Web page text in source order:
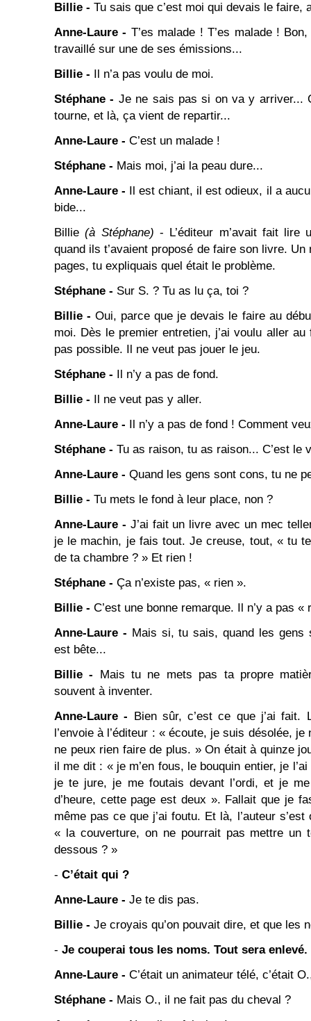
Billie - Tu sais que c’est moi qui devais le faire,
Anne-Laure - T’es malade ! T’es malade !
travaillé sur une de ses émissions...
Billie - Il n’a pas voulu de moi.
Stéphane - Je ne sais pas si on va y arriver...
tourne, et là, ça vient de repartir...
Anne-Laure - C’est un malade !
Stéphane - Mais moi, j’ai la peau dure...
Anne-Laure - Il est chiant, il est odieux, il a
bide...
Billie(à Stéphane) - L’éditeur m’avait fait
quand ils t’avaient proposé de faire son livre.
pages, tu expliquais quel était le problème.
Stéphane - Sur S. ? Tu as lu ça, toi ?
Billie - Oui, parce que je devais le faire au
moi. Dès le premier entretien, j’ai voulu aller
pas possible. Il ne veut pas jouer le jeu.
Stéphane - Il n’y a pas de fond.
Billie - Il ne veut pas y aller.
Anne-Laure - Il n’y a pas de fond ! Comment
Stéphane - Tu as raison, tu as raison... C’est le
Anne-Laure - Quand les gens sont cons, tu ne
Billie - Tu mets le fond à leur place, non ?
Anne-Laure - J’ai fait un livre avec un mec
je le machin, je fais tout. Je creuse, tout, « tu
de ta chambre ? » Et rien !
Stéphane - Ça n’existe pas, « rien ».
Billie - C’est une bonne remarque. Il n’y a pas «
Anne-Laure - Mais si, tu sais, quand les gens
est bête...
Billie - Mais tu ne mets pas ta propre
souvent à inventer.
Anne-Laure - Bien sûr, c’est ce que j’ai fait.
l’envoie à l’éditeur : « écoute, je suis désolée, je
ne peux rien faire de plus. » On était à quinze
il me dit : « je m’en fous, le bouquin entier, je
je te jure, je me foutais devant l’ordi, et je
d’heure, cette page est deux ». Fallait que je
même pas ce que j’ai foutu. Et là, l’auteur
« la couverture, on ne pourrait pas mettre un
dessous ? »
- C’était qui ?
Anne-Laure - Je te dis pas.
Billie - Je croyais qu’on pouvait dire, et que les
- Je couperai tous les noms. Tout sera enlevé.
Anne-Laure - C’était un animateur télé, c’était
Stéphane - Mais O., il ne fait pas du cheval ?